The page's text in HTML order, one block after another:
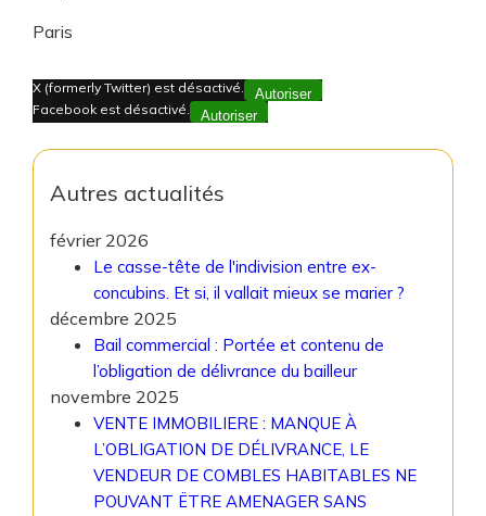
Paris
X (formerly Twitter) est désactivé.
Autoriser
Facebook est désactivé.
Autoriser
Autres actualités
février 2026
Le casse-tête de l'indivision entre ex-
concubins. Et si, il vallait mieux se marier ?
décembre 2025
Bail commercial : Portée et contenu de
l’obligation de délivrance du bailleur
novembre 2025
VENTE IMMOBILIERE : MANQUE À
L’OBLIGATION DE DÉLIVRANCE, LE
VENDEUR DE COMBLES HABITABLES NE
POUVANT ËTRE AMENAGER SANS